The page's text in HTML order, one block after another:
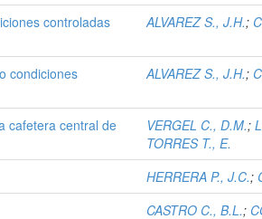
controladas ALVAREZ S., J.H.;
condiciones
ALVAREZ S., J.H.;
cafetera central de
VERGEL C., D.M.;
TORRES T., E.
HERRERA P., J.C.;
CASTRO C., B.L.;